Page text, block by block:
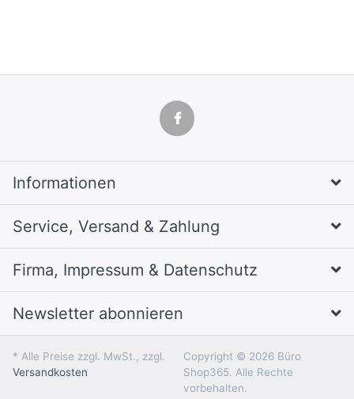
Informationen
Service, Versand & Zahlung
Firma, Impressum & Datenschutz
Newsletter abonnieren
* Alle Preise zzgl. MwSt., zzgl.
Versandkosten
Copyright © 2026 Büro
Shop365. Alle Rechte
vorbehalten.